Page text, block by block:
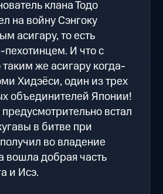
клана Тодо
на войну Сэнгоку
асигару, то есть
пехотинцем. И что с
таким же асигару когда-
Хидэёси, один из трех
объединителей Японии!
встал
в битве при
во владение
вошла добрая часть
и Исэ.